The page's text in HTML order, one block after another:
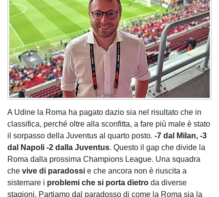
A Udine la Roma ha pagato dazio sia nel risultato che in
classifica, perché oltre alla sconfitta, a fare più male è stato
il sorpasso della Juventus al quarto posto. -7 dal Milan, -3
dal Napoli -2 dalla Juventus. Questo il gap che divide la
Roma dalla prossima Champions League. Una squadra
che vive di paradossi e che ancora non è riuscita a
sistemare i problemi che si porta dietro da diverse
stagioni. Partiamo dal paradosso di come la Roma sia la